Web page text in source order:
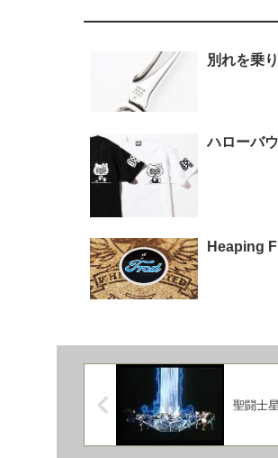
別れを乗り
ハローバ
Heaping
聖闘士